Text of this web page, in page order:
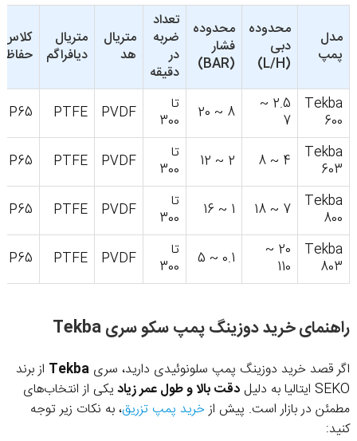
مدل
پمپ
محدوده
دبی
(L/H)
محدوده
فشار
(BAR)
تعداد
ضربه
در
دقیقه
متریال
هد
متریال
دیافراگم
کلاس
Tekba
600
2.5 ~
7
8 ~ 20
تا
300
PVDF
PTFE
IP65
Tekba
603
4 ~ 8
2 ~ 12
تا
300
PVDF
PTFE
IP65
Tekba
800
7 ~ 18
1 ~ 16
تا
300
PVDF
PTFE
IP65
Tekba
803
20 ~
110
0.1 ~ 5
تا
300
PVDF
PTFE
IP65
راهنمای خرید دوزینگ پمپ سکو سری Tekba
اگر قصد خرید دوزینگ پمپ سلونوئیدی دارید، سری Tekba از برند
SEKO ایتالیا به دلیل
دقت بالا و طول عمر زیادیکی از انتخاب‌های
مطمئن در بازار است. پیش ازخرید پمپ تزریق، به نکات زیر توجه
کنید: